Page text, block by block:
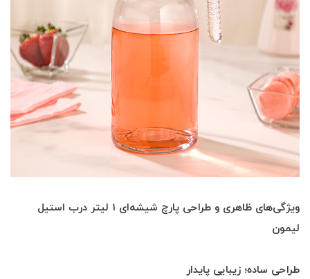
ویژگی‌های ظاهری و طراحی پارچ شیشه‌ای ۱ لیتر درب استیل
لیمون
طراحی ساده؛ زیبایی پایدار